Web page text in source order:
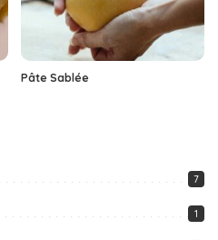
Pâte Sablée
7
1